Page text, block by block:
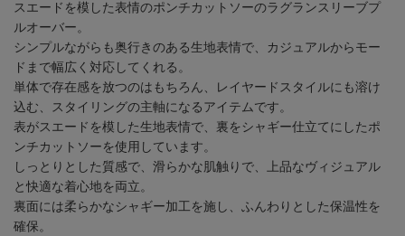
スエードを模した表情のポンチカットソーのラグランスリーブプ
ルオーバー。
シンプルながらも奥行きのある生地表情で、カジュアルからモー
ドまで幅広く対応してくれる。
単体で存在感を放つのはもちろん、レイヤードスタイルにも溶け
込む、スタイリングの主軸になるアイテムです。
表がスエードを模した生地表情で、裏をシャギー仕立てにしたポ
ンチカットソーを使用しています。
しっとりとした質感で、滑らかな肌触りで、上品なヴィジュアル
と快適な着心地を両立。
裏面には柔らかなシャギー加工を施し、ふんわりとした保温性を
確保。